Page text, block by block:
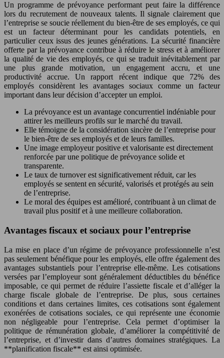
Un programme de prévoyance performant peut faire la différence
lors du recrutement de nouveaux talents. Il signale clairement que
l’entreprise se soucie réellement du bien-être de ses employés, ce qui
est un facteur déterminant pour les candidats potentiels, en
particulier ceux issus des jeunes générations. La sécurité financière
offerte par la prévoyance contribue à réduire le stress et à améliorer
la qualité de vie des employés, ce qui se traduit inévitablement par
une plus grande motivation, un engagement accru, et une
productivité accrue. Un rapport récent indique que 72% des
employés considèrent les avantages sociaux comme un facteur
important dans leur décision d’accepter un emploi.
La prévoyance est un avantage concurrentiel indéniable pour
attirer les meilleurs profils sur le marché du travail.
Elle témoigne de la considération sincère de l’entreprise pour
le bien-être de ses employés et de leurs familles.
Une image employeur positive et valorisante est directement
renforcée par une politique de prévoyance solide et
transparente.
Le taux de turnover est significativement réduit, car les
employés se sentent en sécurité, valorisés et protégés au sein
de l’entreprise.
Le moral des équipes est amélioré, contribuant à un climat de
travail plus positif et à une meilleure collaboration.
Avantages fiscaux et sociaux pour l’entreprise
La mise en place d’un régime de prévoyance professionnelle n’est
pas seulement bénéfique pour les employés, elle offre également des
avantages substantiels pour l’entreprise elle-même. Les cotisations
versées par l’employeur sont généralement déductibles du bénéfice
imposable, ce qui permet de réduire l’assiette fiscale et d’alléger la
charge fiscale globale de l’entreprise. De plus, sous certaines
conditions et dans certaines limites, ces cotisations sont également
exonérées de cotisations sociales, ce qui représente une économie
non négligeable pour l’entreprise. Cela permet d’optimiser la
politique de rémunération globale, d’améliorer la compétitivité de
l’entreprise, et d’investir dans d’autres domaines stratégiques. La
**planification fiscale** est ainsi optimisée.